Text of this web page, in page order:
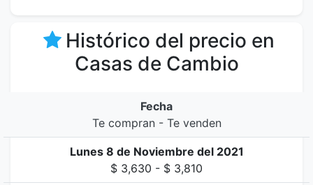
Histórico del precio en
Casas de Cambio
Fecha
Te compran - Te venden
Lunes 8 de Noviembre del 2021
$ 3,630 - $ 3,810